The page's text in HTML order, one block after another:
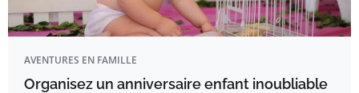
AVENTURES EN FAMILLE
Organisez un anniversaire enfant inoubliable